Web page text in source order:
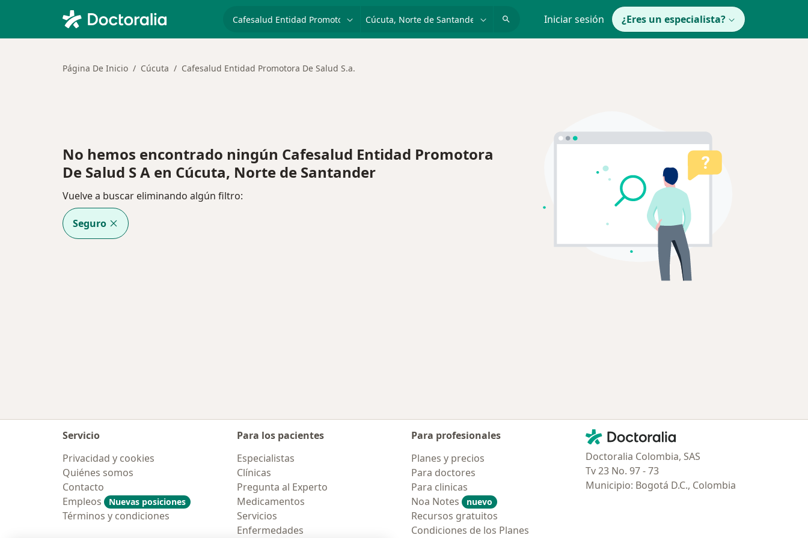
especialidad, enfermedad o nombrep. ej. Bogotá Iniciar sesión ¿Eres un especialista?
Página De Inicio Cúcuta Cafesalud Entidad Promotora De Salud S.a.
No hemos encontrado ningún Cafesalud Entidad Promotora
De Salud S A en Cúcuta, Norte de Santander
Vuelve a buscar eliminando algún filtro:
Seguro
Servicio
Privacidad y cookies
Quiénes somos
Contacto
Empleos
Nuevas posiciones
Términos y condiciones
Para los pacientes
Especialistas
Clínicas
Pregunta al Experto
Medicamentos
Servicios
Enfermedades
Para profesionales
Planes y precios
Para doctores
Para clinicas
Noa Notes
nuevo
Recursos gratuitos
Condiciones de los Planes
Contacto
Doctoralia - Página de inicio
Doctoralia Colombia, SAS
Tv 23 No. 97 - 73
Municipio: Bogotá D.C., Colombia